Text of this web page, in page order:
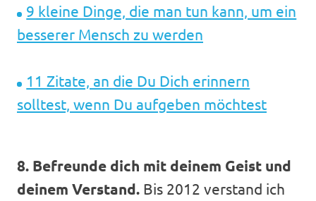
9 kleine Dinge, die man tun kann, um ein
besserer Mensch zu werden
11 Zitate, an die Du Dich erinnern
solltest, wenn Du aufgeben möchtest
8. Befreunde dich mit deinem Geist und
deinem Verstand. Bis 2012 verstand ich